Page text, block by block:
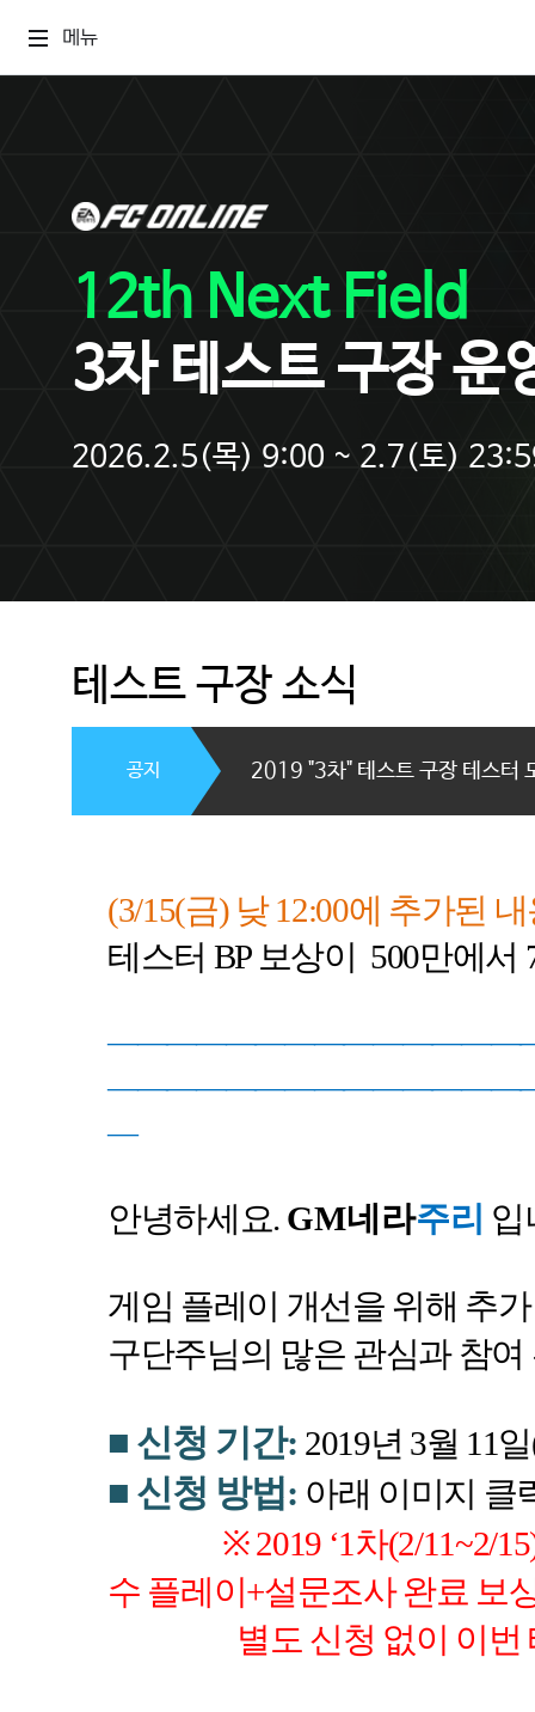
메뉴
12th Next Field
3차 테스트 구장 운
2026.2.5(목) 9:00 ~ 2.7(토)
테스트 구장 소식
2019 "3차" 테스트 구장 테스
공지
(3/15(금) 낮12:00에 추가된
테스터 BP 보상이 500만에서
―
안녕하세요. GM네라주리 입
게임 플레이 개선을 위해 추
구단주님의 많은 관심과 참
■ 신청 기간: 2019년 3월 11일
■ 신청 방법: 아래 이미지 클
※ 2019 ‘1 차(2/11~2/
수 플레이+설문조사 완료 보
별도 신청 없이 이